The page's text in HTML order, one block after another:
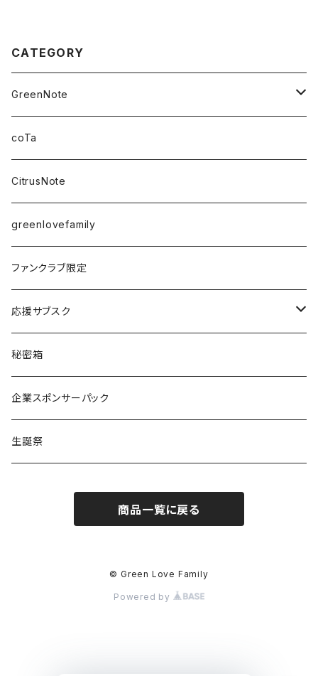
CATEGORY
GreenNote
さえの
愛乃茉央
虹海ぽんず
楽園うらら
りな
える
るか
coTa
CitrusNote
greenlovefamily
ファンクラブ限定
応援サブスク
Green Note
Citrus Note
coTa
秘密箱
企業スポンサーパック
生誕祭
商品一覧に戻る
© Green Love Family
Powered by